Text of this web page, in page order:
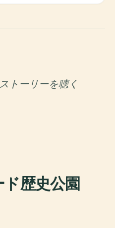
トーリーを聴く
歴史公園